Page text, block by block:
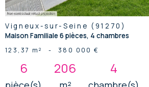
Vigneux-sur-Seine (91270)
Maison Familiale 6 pièces, 4 chambres
123,37 m² - 380 000 €
6 206 4